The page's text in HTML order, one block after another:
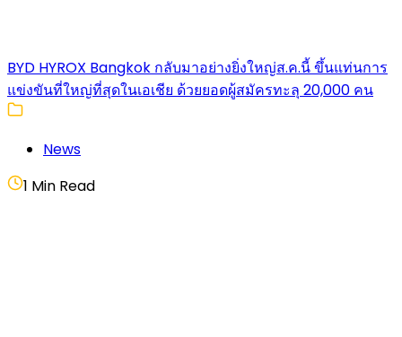
BYD HYROX Bangkok กลับมาอย่างยิ่งใหญ่ส.ค.นี้ ขึ้นแท่นการ
แข่งขันที่ใหญ่ที่สุดในเอเชีย ด้วยยอดผู้สมัครทะลุ 20,000 คน
News
1 Min Read